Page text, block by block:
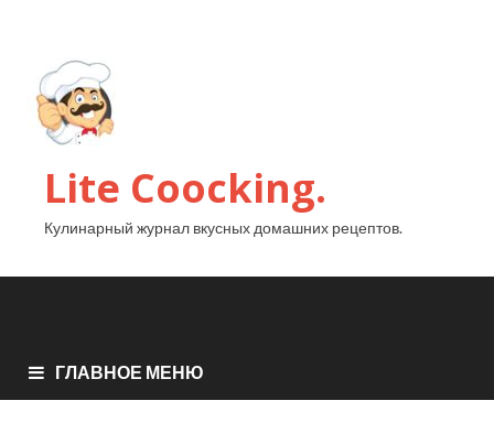
Lite Coocking.
Кулинарный журнал вкусных домашних рецептов.
ГЛАВНОЕ МЕНЮ